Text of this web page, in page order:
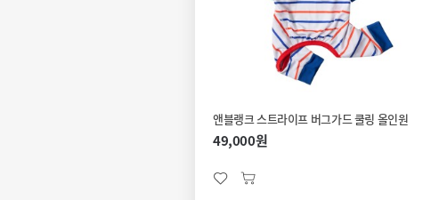
앤블랭크 스트라이프 버그가드 쿨링 올인원
49,000원